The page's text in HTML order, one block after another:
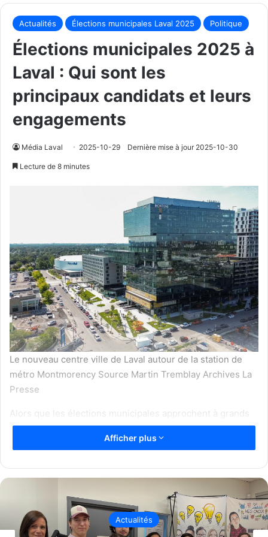
Actualités Élections municipales Laval 2025 Politique
Élections municipales 2025 à
Laval : Qui sont les
principaux candidats et leurs
engagements
Média Laval 2025-10-29 Dernière mise à jour 2025-10-30
Lecture de 8 minutes
Le nouveau centre ville de Laval autour de la station de
métro Montmorency Source Martin Tremblay Archives La
Presse
Alors que les élections municipales approchent à grands
pas, beaucoup de citoyennes et de citoyens demeurent
indécis et se demandent :« Pour qui voter ? »
les électeurs par leurs priorités respectives : sécurité,
mobilité, logement, environnement, culture et gestion
financière.
Afficher plus
Actualités